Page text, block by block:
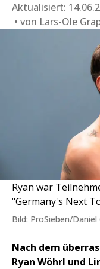
Aktualisiert:
von Lars-Ole
Ryan war
"Germany's Next
Bild: ProSieben/Daniel
Nach dem
Ryan Wöhrl und